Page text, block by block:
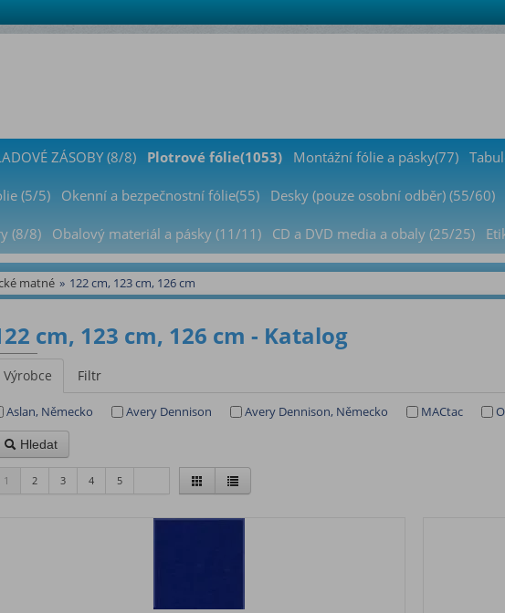
ZÁSOBY (8/8) Plotrové fólie(1053) Montážní fólie a pásky(77)
(5/5) Okenní a bezpečnostní fólie(55) Desky (pouze osobní odběr) (55/60)
(8/8) Obalový materiál a pásky (11/11) CD a DVD media a obaly (25/25)
matné » 122 cm, 123 cm, 126 cm
cm, 123 cm, 126 cm - Katalog
Výrobce Filtr
Aslan, Německo Avery Dennison Avery Dennison, Německo MACtac
Hledat
1 2 3 4 5